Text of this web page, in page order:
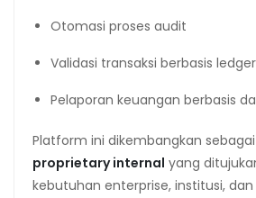
Otomasi proses audit
Validasi transaksi berbasis
Pelaporan keuangan berbasis
Platform ini dikembangkan sebagai
proprietary internal yang
kebutuhan enterprise, institusi,